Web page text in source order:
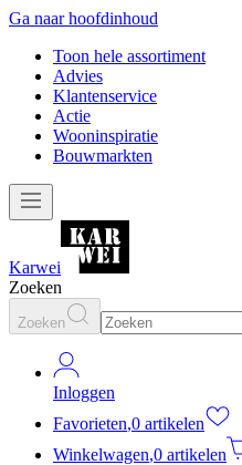
Ga naar hoofdinhoud
Toon hele assortiment
Advies
Klantenservice
Actie
Wooninspiratie
Bouwmarkten
Karwei
Zoeken
Zoeken
Inloggen
Favorieten,0 artikelen
Winkelwagen,0 artikelen